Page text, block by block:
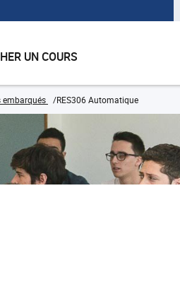
UN COURS
embarqués RES306 Automatique